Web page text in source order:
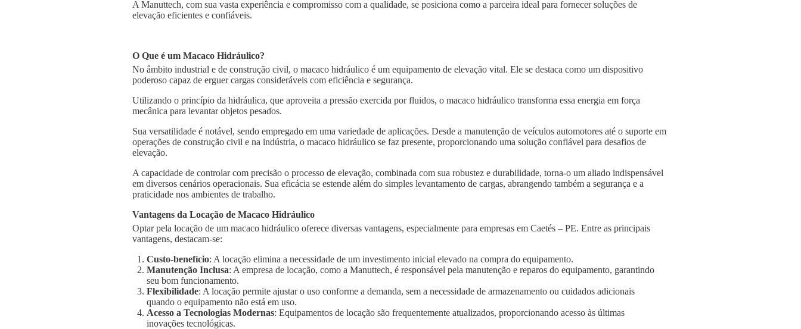
A Manuttech, com sua vasta experiência e compromisso com a qualidade, se posiciona como a parceira ideal para fornecer soluções de
elevação eficientes e confiáveis.
O Que é um Macaco Hidráulico?
No âmbito industrial e de construção civil, o macaco hidráulico é um equipamento de elevação vital. Ele se destaca como um dispositivo
poderoso capaz de erguer cargas consideráveis com eficiência e segurança.
Utilizando o princípio da hidráulica, que aproveita a pressão exercida por fluidos, o macaco hidráulico transforma essa energia em força
mecânica para levantar objetos pesados.
Sua versatilidade é notável, sendo empregado em uma variedade de aplicações. Desde a manutenção de veículos automotores até o suporte em
operações de construção civil e na indústria, o macaco hidráulico se faz presente, proporcionando uma solução confiável para desafios de
elevação.
A capacidade de controlar com precisão o processo de elevação, combinada com sua robustez e durabilidade, torna-o um aliado indispensável
em diversos cenários operacionais. Sua eficácia se estende além do simples levantamento de cargas, abrangendo também a segurança e a
praticidade nos ambientes de trabalho.
Vantagens da Locação de Macaco Hidráulico
Optar pela locação de um macaco hidráulico oferece diversas vantagens, especialmente para empresas em Caetés – PE. Entre as principais
vantagens, destacam-se:
Custo-benefício: A locação elimina a necessidade de um investimento inicial elevado na compra do equipamento.
Manutenção Inclusa: A empresa de locação, como a Manuttech, é responsável pela manutenção e reparos do equipamento, garantindo
seu bom funcionamento.
Flexibilidade: A locação permite ajustar o uso conforme a demanda, sem a necessidade de armazenamento ou cuidados adicionais
quando o equipamento não está em uso.
Acesso a Tecnologias Modernas: Equipamentos de locação são frequentemente atualizados, proporcionando acesso às últimas
inovações tecnológicas.